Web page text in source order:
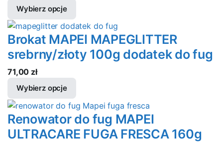
Wybierz opcje
Brokat MAPEI MAPEGLITTER
srebrny/złoty 100g dodatek do fug
71,00 zł
Wybierz opcje
Renowator do fug MAPEI
ULTRACARE FUGA FRESCA 160g